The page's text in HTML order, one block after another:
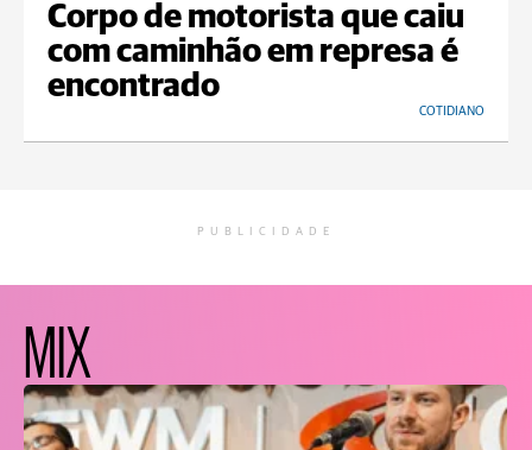
Corpo de motorista que caiu
com caminhão em represa é
encontrado
COTIDIANO
PUBLICIDADE
MIX